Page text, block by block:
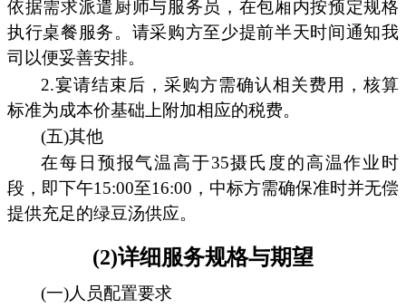
依据需求派遣厨师与服务员，在包厢内按预定规格
执行桌餐服务。请采购方至少提前半天时间通知我
司以便妥善安排。
2.宴请结束后，采购方需确认相关费用，核算
标准为成本价基础上附加相应的税费。
(五)其他
在每日预报气温高于35摄氏度的高温作业时
段，即下午15:00至16:00，中标方需确保准时并无偿
提供充足的绿豆汤供应。
(2)详细服务规格与期望
(一)人员配置要求